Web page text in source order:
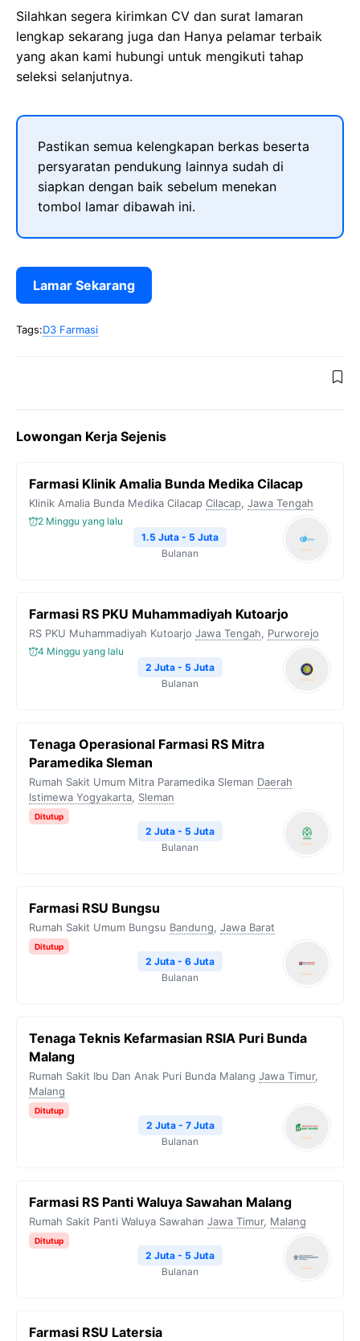
Silahkan segera kirimkan CV dan surat lamaran
lengkap sekarang juga dan Hanya pelamar terbaik
yang akan kami hubungi untuk mengikuti tahap
seleksi selanjutnya.
Pastikan semua kelengkapan berkas beserta
persyaratan pendukung lainnya sudah di
siapkan dengan baik sebelum menekan
tombol lamar dibawah ini.
Lamar Sekarang
Tags:D3 Farmasi
Lowongan Kerja Sejenis
Farmasi Klinik Amalia Bunda Medika Cilacap
Klinik Amalia Bunda Medika Cilacap Cilacap, Jawa Tengah
2 Minggu yang lalu
1.5 Juta - 5 Juta
Bulanan
Farmasi RS PKU Muhammadiyah Kutoarjo
RS PKU Muhammadiyah Kutoarjo Jawa Tengah, Purworejo
4 Minggu yang lalu
2 Juta - 5 Juta
Bulanan
Tenaga Operasional Farmasi RS Mitra
Paramedika Sleman
Rumah Sakit Umum Mitra Paramedika Sleman Daerah
Istimewa Yogyakarta, Sleman
Ditutup
2 Juta - 5 Juta
Bulanan
Farmasi RSU Bungsu
Rumah Sakit Umum Bungsu Bandung, Jawa Barat
Ditutup
2 Juta - 6 Juta
Bulanan
Tenaga Teknis Kefarmasian RSIA Puri Bunda
Malang
Rumah Sakit Ibu Dan Anak Puri Bunda Malang Jawa Timur,
Malang
Ditutup
2 Juta - 7 Juta
Bulanan
Farmasi RS Panti Waluya Sawahan Malang
Rumah Sakit Panti Waluya Sawahan Jawa Timur, Malang
Ditutup
2 Juta - 5 Juta
Bulanan
Farmasi RSU Latersia